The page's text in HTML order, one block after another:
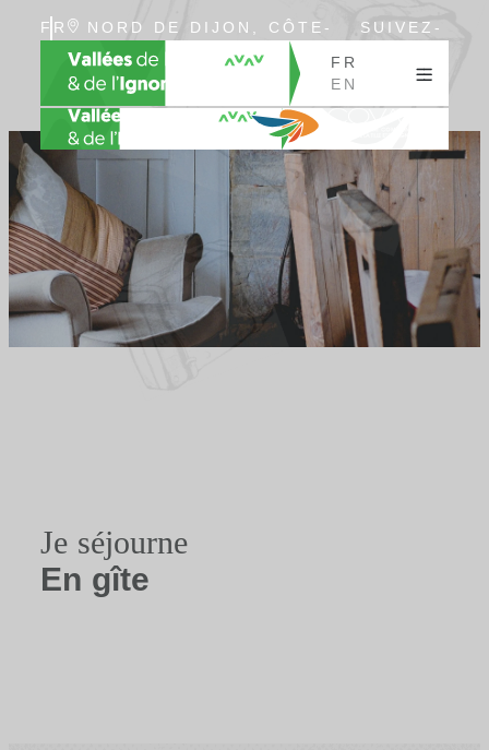
FR
EN
NORD DE DIJON, CÔTE-
D’OR, BOURGOGNE
SUIVEZ-
FR
EN
Je séjourne
En gîte